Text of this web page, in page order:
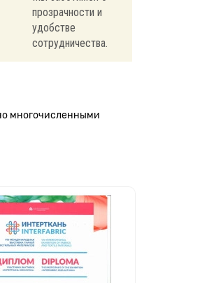
прозрачности и
удобстве
сотрудничества.
многочисленными